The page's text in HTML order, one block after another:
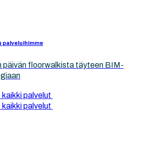
palveluihimme
päivän floorwalkista täyteen BIM-
palvelut
palvelut